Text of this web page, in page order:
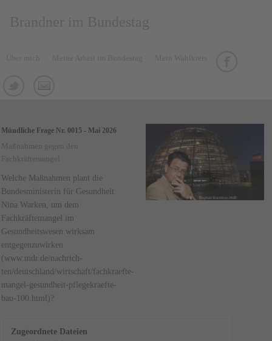
Mündliche Frage Nr. 0015 - Mai 2026
Maßnahmen gegen den
Fachkräftemangel
Welche Maßnahmen plant die
Bundesministerin für Gesundheit
Nina Warken, um dem
Fachkräftemangel im
Gesundheitswesen wirksam
entgegenzuwirken
(www.mdr.de/nachrich-
ten/deutschland/wirtschaft/fachkraefte-
mangel-gesundheit-pflegekraefte-
bau-100.html)?
Zugeordnete Dateien